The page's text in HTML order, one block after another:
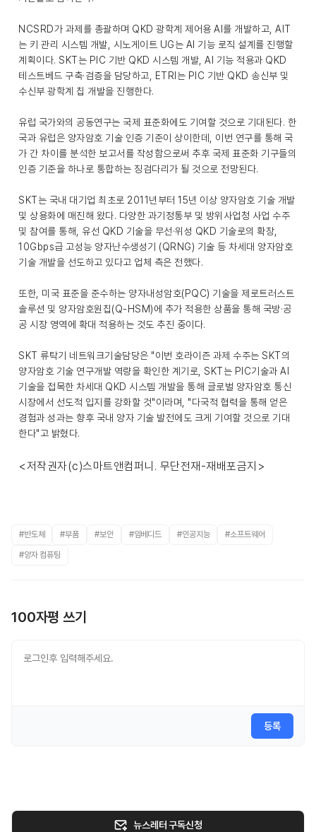
NCSRD가 과제를 총괄하며 QKD 광학계 제어용 AI를 개발하고, AIT
는 키 관리 시스템 개발, 시노게이트 UG는 AI 기능 로직 설계를 진행할
계획이다. SKT는 PIC 기반 QKD 시스템 개발, AI 기능 적용과 QKD
테스트베드 구축·검증을 담당하고, ETRI는 PIC 기반 QKD 송신부 및
수신부 광학계 칩 개발을 진행한다.
유럽 국가와의 공동연구는 국제 표준화에도 기여할 것으로 기대된다. 한
국과 유럽은 양자암호 기술 인증 기준이 상이한데, 이번 연구를 통해 국
가 간 차이를 분석한 보고서를 작성함으로써 추후 국제 표준화 기구들의
인증 기준을 하나로 통합하는 징검다리가 될 것으로 전망된다.
SKT는 국내 대기업 최초로 2011년부터 15년 이상 양자암호 기술 개발
및 상용화에 매진해 왔다. 다양한 과기정통부 및 방위사업청 사업 수주
및 참여를 통해, 유선 QKD 기술을 무선·위성 QKD 기술로의 확장,
10Gbps급 고성능 양자난수생성기 (QRNG) 기술 등 차세대 양자암호
기술 개발을 선도하고 있다고 업체 측은 전했다.
또한, 미국 표준을 준수하는 양자내성암호(PQC) 기술을 제로트러스트
솔루션 및 양자암호원칩(Q-HSM)에 추가 적용한 상품을 통해 국방·공
공 시장 영역에 확대 적용하는 것도 추진 중이다.
SKT 류탁기 네트워크기술담당은 "이번 호라이즌 과제 수주는 SKT의
양자암호 기술 연구개발 역량을 확인한 계기로, SKT는 PIC기술과 AI
기술을 접목한 차세대 QKD 시스템 개발을 통해 글로벌 양자암호 통신
시장에서 선도적 입지를 강화할 것"이라며, "다국적 협력을 통해 얻은
경험과 성과는 향후 국내 양자 기술 발전에도 크게 기여할 것으로 기대
한다"고 밝혔다.
<저작권자(c)스마트앤컴퍼니. 무단전재-재배포금지>
#반도체 #부품 #보안 #임베디드 #인공지능 #소프트웨어
#양자 컴퓨팅
100자평 쓰기
등록
뉴스레터 구독신청